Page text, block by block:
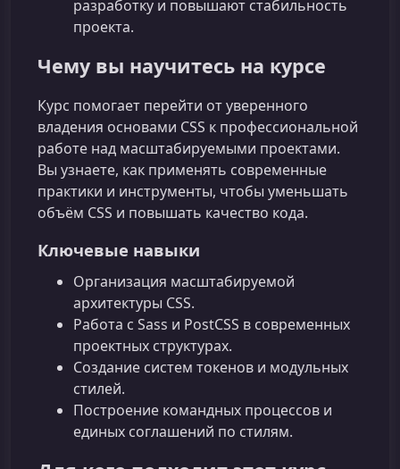
разработку и повышают стабильность
проекта.
Чему вы научитесь на курсе
Курс помогает перейти от уверенного
владения основами CSS к профессиональной
работе над масштабируемыми проектами.
Вы узнаете, как применять современные
практики и инструменты, чтобы уменьшать
объём CSS и повышать качество кода.
Ключевые навыки
Организация масштабируемой
архитектуры CSS.
Работа с Sass и PostCSS в современных
проектных структурах.
Создание систем токенов и модульных
стилей.
Построение командных процессов и
единых соглашений по стилям.